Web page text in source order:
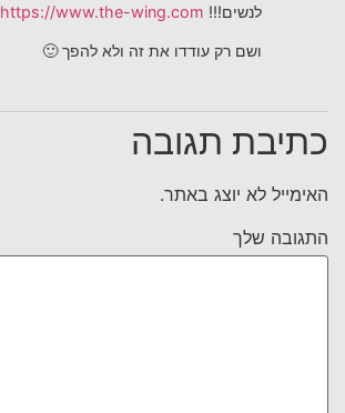
לנשים!!! https://www.the-wing.com/
ושם רק עודדו את זה ולא להפך 🙂
כתיבת תגובה
האימייל לא יוצג באתר.
התגובה שלך